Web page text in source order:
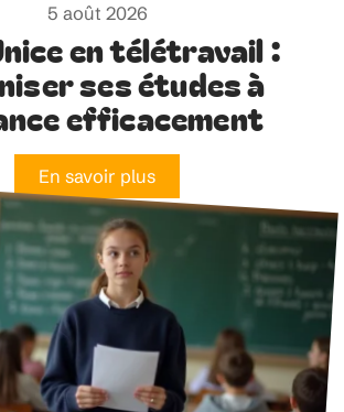
5 août 2026
en télétravail :
ses études à
efficacement
En savoir plus